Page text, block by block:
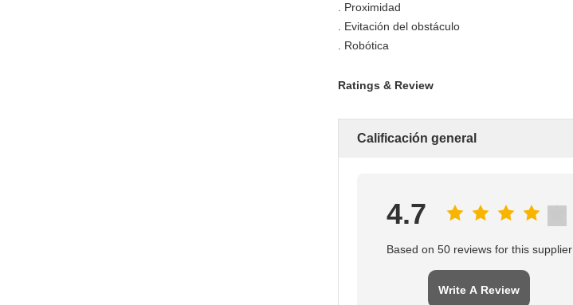
Proximidad
Evitación del obstáculo
Robótica
Ratings & Review
Calificación general
4.7
Based on 50 reviews for this supplier
Write A Review